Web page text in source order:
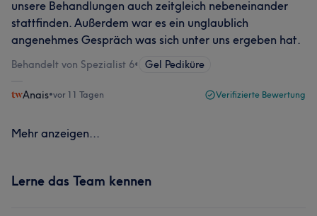
unsere Behandlungen auch zeitgleich nebeneinander
stattfinden. Außerdem war es ein unglaublich
angenehmes Gespräch was sich unter uns ergeben hat.
Behandelt von Spezialist 6• Gel Pediküre
Anais•vor 11 Tagen Verifizierte Bewertung
Mehr anzeigen...
Lerne das Team kennen